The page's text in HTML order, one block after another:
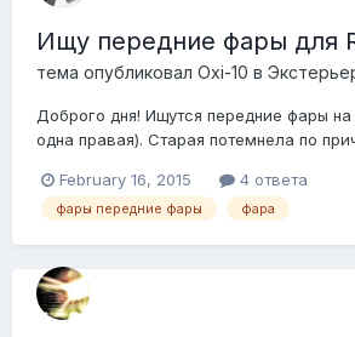
Ищу передние фары для
тема опубликовал Oxi-10 в
Доброго дня! Ищутся передние фары на
одна правая). Старая потемнела по
хуже, чем левая( Может, у кого-то есть
Все благодарности
February 16, 2015 4 ответа
фары передние фары фара